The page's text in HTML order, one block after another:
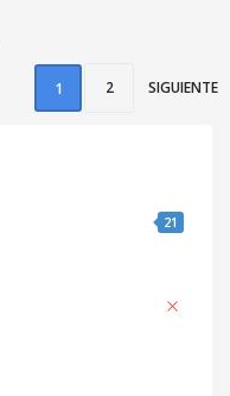
1 2 SIGUIENTE
21